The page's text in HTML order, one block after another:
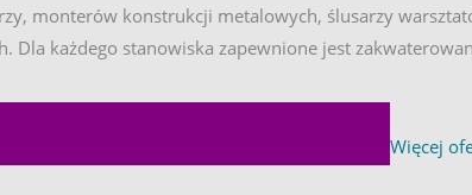
monterów konstrukcji metalowych, ślusarzy
każdego stanowiska zapewnione jest
Więcej